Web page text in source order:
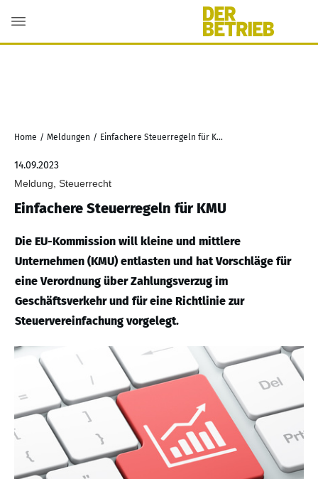
Home / Meldungen / Einfachere Steuerregeln für KMU
14.09.2023
Meldung, Steuerrecht
Einfachere Steuerregeln für KMU
Die EU-Kommission will kleine und mittlere
Unternehmen (KMU) entlasten und hat Vorschläge für
eine Verordnung über Zahlungsverzug im
Geschäftsverkehr und für eine Richtlinie zur
Steuervereinfachung vorgelegt.